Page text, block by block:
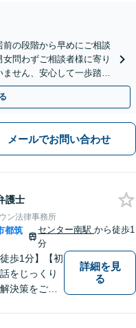
前の段階から早めにご相談
問わずご相談者様に寄り
せん、安心して一歩踏み
談可】
メールでお問い合わせ
護士
ン法律事務所
都筑
センター南駅から徒歩1
分
歩1分】【初
をじっくり
決策をご一
詳細を見
る